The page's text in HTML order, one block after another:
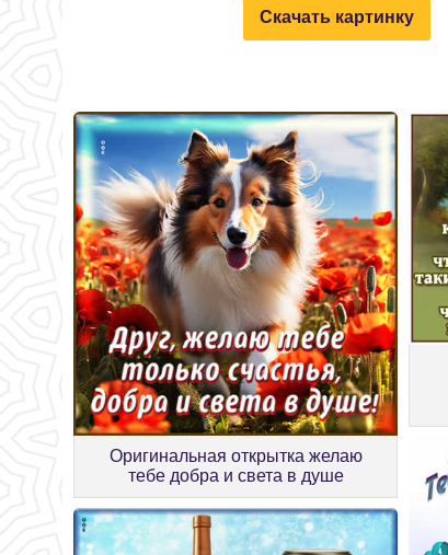
Скачать картинку
Оригинальная открытка желаю
тебе добра и света в душе